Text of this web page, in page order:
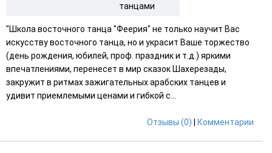
танцами
"Школа восточного танца "Феерия" не только научит Вас
искусству восточного танца, но и украсит Ваше торжество
(день рождения, юбилей, проф. праздник и т.д.) яркими
впечатлениями, перенесет в мир сказок Шахерезады,
закружит в ритмах зажигательных арабских танцев и
удивит приемлемыми ценами и гибкой с...
Отзывы (0) Комментарии